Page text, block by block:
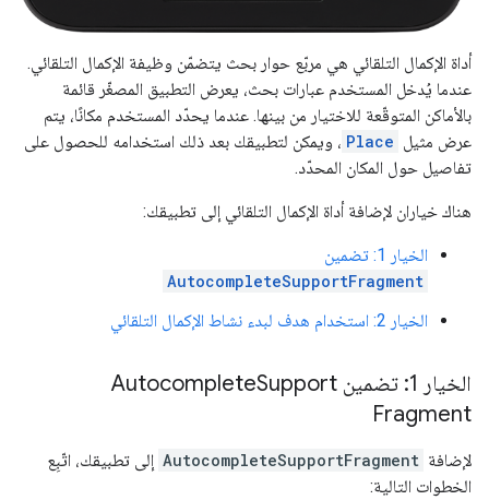
أداة الإكمال التلقائي هي مربّع حوار بحث يتضمّن وظيفة الإكمال التلقائي.
عندما يُدخل المستخدم عبارات بحث، يعرض التطبيق المصغّر قائمة
بالأماكن المتوقّعة للاختيار من بينها. عندما يحدّد المستخدم مكانًا، يتم
عرض مثيل
Place ، ويمكن لتطبيقك بعد ذلك استخدامه للحصول على
تفاصيل حول المكان المحدّد.
هناك خياران لإضافة أداة الإكمال التلقائي إلى تطبيقك:
الخيار 1: تضمين
AutocompleteSupportFragment
الخيار 2: استخدام هدف لبدء نشاط الإكمال التلقائي
الخيار 1: تضمين Autocomplete
Support
Fragment
لإضافة AutocompleteSupportFragment إلى تطبيقك، اتّبِع
الخطوات التالية: